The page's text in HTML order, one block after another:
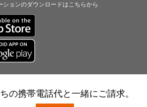
ションのダウンロードはこちらから
の携帯電話代と一緒にご請求。